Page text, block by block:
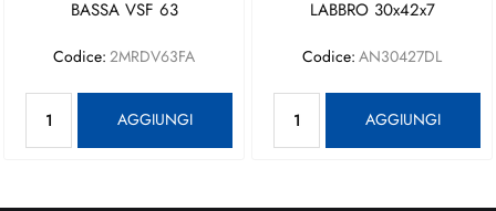
BASSA VSF 63
Codice: 2MRDV63FA
AGGIUNGI
LABBRO 30x42x7
Codice: AN30427DL
AGGIUNGI